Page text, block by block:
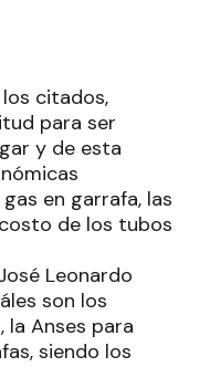
citados,
para ser
y de esta
en garrafa, las
de los tubos
Leonardo
son los
la Anses para
siendo los